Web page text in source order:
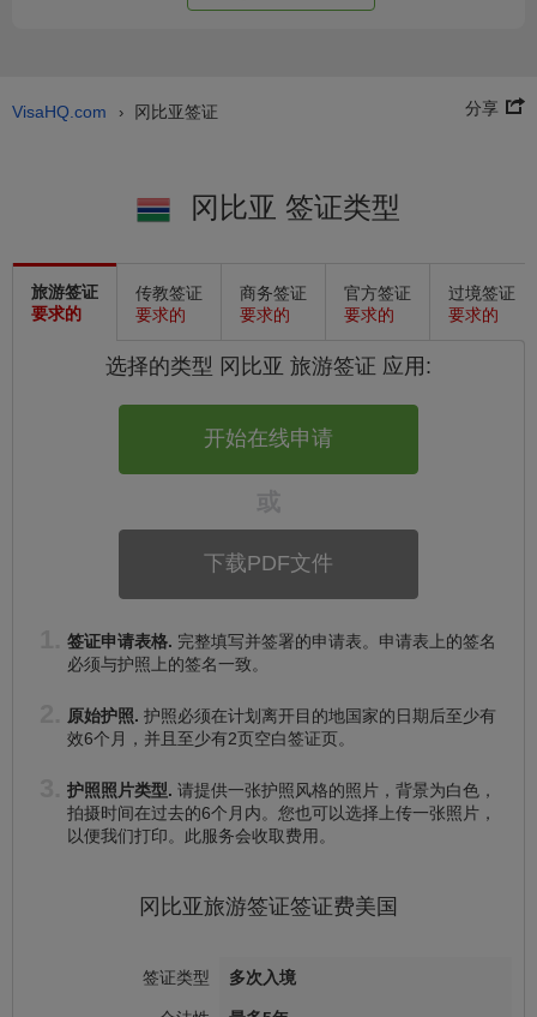
VisaHQ.com › 冈比亚签证 分享
冈比亚 签证类型
旅游签证
要求的
传教签证
要求的
商务签证
要求的
官方签证
要求的
过境签证
要求的
选择的类型 冈比亚 旅游签证 应用:
开始在线申请
下载PDF文件
签证申请表格. 完整填写并签署的申请表。申请表上的签名
必须与护照上的签名一致。
原始护照. 护照必须在计划离开目的地国家的日期后至少有
效6个月，并且至少有2页空白签证页。
护照照片类型. 请提供一张护照风格的照片，背景为白色，
拍摄时间在过去的6个月内。您也可以选择上传一张照片，
以便我们打印。此服务会收取费用。
冈比亚旅游签证签证费美国
多次入境